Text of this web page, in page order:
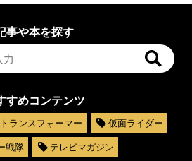
事や本を探す
すめコンテンツ
トランスフォーマー
仮面ライダー
戦隊
テレビマガジン